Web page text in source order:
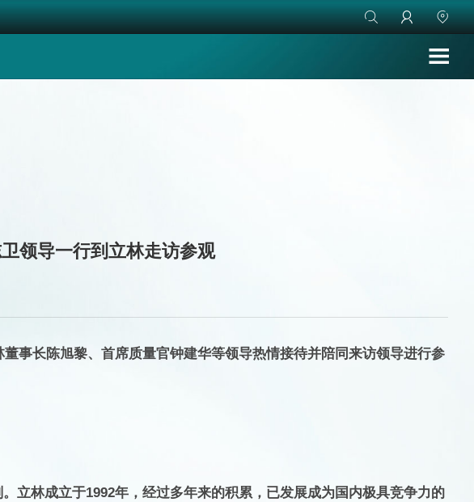
  
领导一行到立林走访参观
事长陈旭黎、首席质量官钟建华等领导热情接待并陪同来访领导进行参
立林成立于1992年，经过多年来的积累，已发展成为国内极具竞争力的